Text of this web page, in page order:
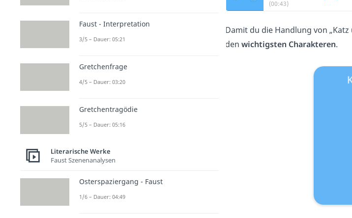
(00:43)
Damit du die Handlung von
den wichtigsten Charakteren.
Faust - Interpretation
3/5 – Dauer: 05:21
Gretchenfrage
4/5 – Dauer: 03:20
Gretchentragödie
5/5 – Dauer: 05:16
Literarische Werke
Faust Szenenanalysen
Osterspaziergang - Faust
1/6 – Dauer: 04:49